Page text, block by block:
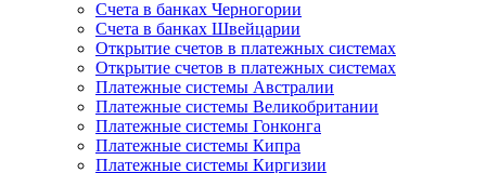
Счета в банках Черногории
Счета в банках Швейцарии
Открытие счетов в платежных системах
Открытие счетов в платежных системах
Платежные системы Австралии
Платежные системы Великобритании
Платежные системы Гонконга
Платежные системы Кипра
Платежные системы Киргизии